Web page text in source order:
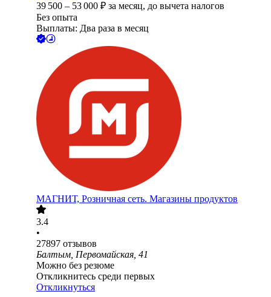
39 500 – 53 000 ₽ за месяц, до вычета налогов
Без опыта
Выплаты: Два раза в месяц
МАГНИТ, Розничная сеть. Магазины продуктов
3.4
•
27897 отзывов
Балтым, Первомайская, 41
Можно без резюме
Откликнитесь среди первых
Откликнуться